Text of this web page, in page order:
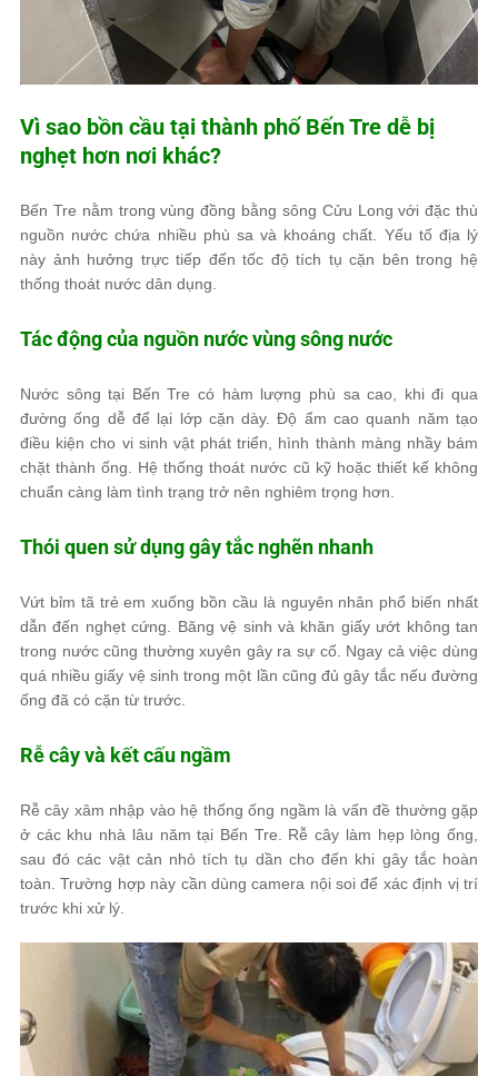
Vì sao bồn cầu tại thành phố Bến Tre dễ bị
nghẹt hơn nơi khác?
Bến Tre nằm trong vùng đồng bằng sông Cửu Long với đặc thù
nguồn nước chứa nhiều phù sa và khoáng chất. Yếu tố địa lý
này ảnh hưởng trực tiếp đến tốc độ tích tụ cặn bên trong hệ
thống thoát nước dân dụng.
Tác động của nguồn nước vùng sông nước
Nước sông tại Bến Tre có hàm lượng phù sa cao, khi đi qua
đường ống dễ để lại lớp cặn dày. Độ ẩm cao quanh năm tạo
điều kiện cho vi sinh vật phát triển, hình thành màng nhầy bám
chặt thành ống. Hệ thống thoát nước cũ kỹ hoặc thiết kế không
chuẩn càng làm tình trạng trở nên nghiêm trọng hơn.
Thói quen sử dụng gây tắc nghẽn nhanh
Vứt bỉm tã trẻ em xuống bồn cầu là nguyên nhân phổ biến nhất
dẫn đến nghẹt cứng. Băng vệ sinh và khăn giấy ướt không tan
trong nước cũng thường xuyên gây ra sự cố. Ngay cả việc dùng
quá nhiều giấy vệ sinh trong một lần cũng đủ gây tắc nếu đường
ống đã có cặn từ trước.
Rễ cây và kết cấu ngầm
Rễ cây xâm nhập vào hệ thống ống ngầm là vấn đề thường gặp
ở các khu nhà lâu năm tại Bến Tre. Rễ cây làm hẹp lòng ống,
sau đó các vật cản nhỏ tích tụ dần cho đến khi gây tắc hoàn
toàn. Trường hợp này cần dùng camera nội soi để xác định vị trí
trước khi xử lý.